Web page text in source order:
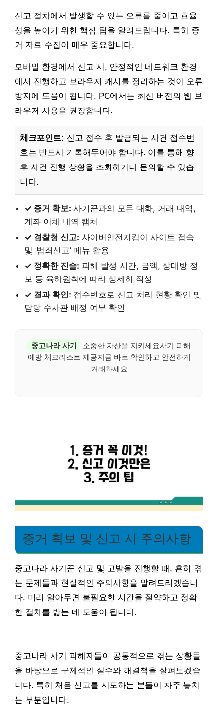
신고 절차에서 발생할 수 있는 오류를 줄이고 효율
성을 높이기 위한 핵심 팁을 알려드립니다. 특히 증
거 자료 수집이 매우 중요합니다.
모바일 환경에서 신고 시, 안정적인 네트워크 환경
에서 진행하고 브라우저 캐시를 정리하는 것이 오류
방지에 도움이 됩니다. PC에서는 최신 버전의 웹 브
라우저 사용을 권장합니다.
체크포인트: 신고 접수 후 발급되는 사건 접수번
호는 반드시 기록해두어야 합니다. 이를 통해 향
후 사건 진행 상황을 조회하거나 문의할 수 있습
니다.
✓ 증거 확보: 사기꾼과의 모든 대화, 거래 내역,
계좌 이체 내역 캡처
✓ 경찰청 신고: 사이버안전지킴이 사이트 접속
및 ‘범죄신고’ 메뉴 활용
✓ 정확한 진술: 피해 발생 시간, 금액, 상대방 정
보 등 육하원칙에 따라 상세히 작성
✓ 결과 확인: 접수번호로 신고 처리 현황 확인 및
담당 수사관 배정 여부 확인
중고나라 사기
소중한 자산을 지키세요사기 피해
예방 체크리스트 제공지금 바로 확인하고 안전하게
거래하세요
증거 확보 및 신고 시 주의사항
중고나라 사기꾼 신고 및 고발을 진행할 때, 흔히 겪
는 문제들과 현실적인 주의사항을 알려드리겠습니
다. 미리 알아두면 불필요한 시간을 절약하고 정확
한 절차를 밟는 데 도움이 됩니다.
중고나라 사기 피해자들이 공통적으로 겪는 상황들
을 바탕으로 구체적인 실수와 해결책을 살펴보겠습
니다. 특히 처음 신고를 시도하는 분들이 자주 놓치
는 부분입니다.